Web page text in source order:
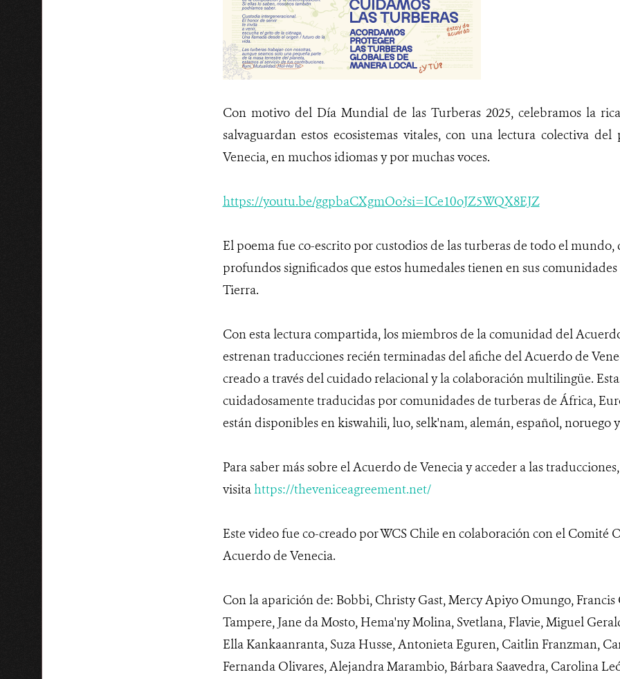
Con motivo del Día Mundial de las Turberas 2025, celebramos la
salvaguardan estos ecosistemas vitales, con una lectura colectiva
Venecia, en muchos idiomas y por muchas voces.
https://youtu.be/ggpbaCXgmOo?si=ICe10oJZ5WQX8EJZ
El poema fue co-escrito por custodios de las turberas de todo el mundo,
profundos significados que estos humedales tienen en sus
Tierra.
Con esta lectura compartida, los miembros de la comunidad del
estrenan traducciones recién terminadas del afiche del Acuerdo de
creado a través del cuidado relacional y la colaboración multilingüe.
cuidadosamente traducidas por comunidades de turberas de África,
están disponibles en kiswahili, luo, selk'nam, alemán, español, noruego
Para saber más sobre el Acuerdo de Venecia y acceder a las traducciones,
visitahttps://theveniceagreement.net/
Este video fue co-creado por WCS Chile en colaboración con el Comité
Acuerdo de Venecia.
Con la aparición de: Bobbi, Christy Gast, Mercy Apiyo Omungo,
Tampere, Jane da Mosto, Hema'ny Molina, Svetlana, Flavie, Miguel
Ella Kankaanranta, Suza Husse, Antonieta Eguren, Caitlin Franzman,
Fernanda Olivares, Alejandra Marambio, Bárbara Saavedra, Carolina